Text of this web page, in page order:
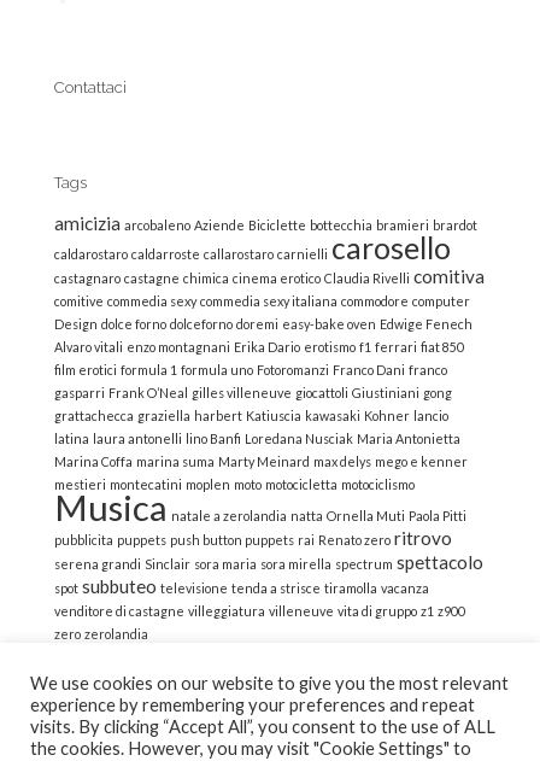
Contattaci
Tags
amicizia arcobaleno Aziende Biciclette bottecchia bramieri brardot
caldarostaro caldarroste callarostaro carnielli carosello
castagnaro castagne chimica cinema erotico Claudia Rivelli comitiva
comitive commedia sexy commedia sexy italiana commodore computer
Design dolce forno dolceforno doremi easy-bake oven Edwige Fenech
Alvaro vitali enzo montagnani Erika Dario erotismo f1 ferrari fiat 850
film erotici formula 1 formula uno Fotoromanzi Franco Dani franco
gasparri Frank O’Neal gilles villeneuve giocattoli Giustiniani gong
grattachecca graziella harbert Katiuscia kawasaki Kohner lancio
latina laura antonelli lino Banfi Loredana Nusciak Maria Antonietta
Marina Coffa marina suma Marty Meinard max delys mego e kenner
mestieri montecatini moplen moto motocicletta motociclismo
Musica natale a zerolandia natta Ornella Muti Paola Pitti
pubblicita puppets push button puppets rai Renato zero ritrovo
serena grandi Sinclair sora maria sora mirella spectrum spettacolo
spot subbuteo televisione tenda a strisce tiramolla vacanza
venditore di castagne villeggiatura villeneuve vita di gruppo z1 z900
zero zerolandia
We use cookies on our website to give you the most relevant
experience by remembering your preferences and repeat
visits. By clicking “Accept All”, you consent to the use of ALL
the cookies. However, you may visit "Cookie Settings" to